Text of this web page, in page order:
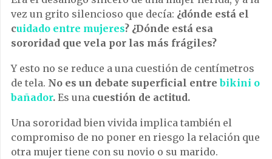
vez un grito silencioso que decía: ¿dónde está el
cuidado entre mujeres? ¿Dónde está esa
sororidad que vela por las más frágiles?
Y esto no se reduce a una cuestión de centímetros
de tela. No es un debate superficial entre bikini o
bañador. Es una cuestión de actitud.
Una sororidad bien vivida implica también el
compromiso de no poner en riesgo la relación que
otra mujer tiene con su novio o su marido.